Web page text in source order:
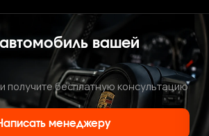
вашей
получите бесплатную консультацию
менеджеру